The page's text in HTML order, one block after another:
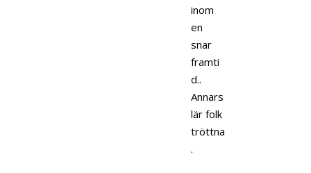
inom
en
snar
framti
d..
Annars
lär folk
tröttna
.